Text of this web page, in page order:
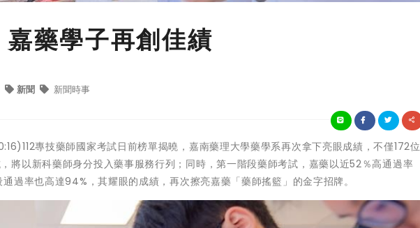
藥學子再創佳績
新聞 新聞時事
專技藥師國家考試日前榜單揭曉，嘉南藥理大學藥學系再次拿下亮眼成績，不僅172位
將以新科藥師身分投入藥事服務行列；同時，第一階段藥師考試，嘉藥以近52％高通過率
過率也高達94%，其耀眼的成績，再次擦亮嘉藥「藥師搖籃」的金字招牌。